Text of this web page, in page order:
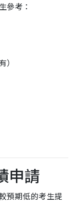
參考：
申請
預期低的考生提